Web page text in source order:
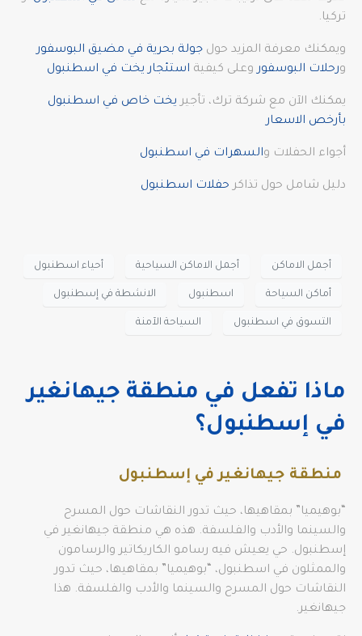
تركيا.
ويمكنك معرفة المزيد حول جولة بحرية في مضيق البوسفور
ورحلات البوسفوروعلى كيفية استئجار يخت في اسطنبول
يمكنك الآن مع شركة ترك، تأجير يخت خاص في اسطنبول
بأرخص الاسعار
أجواء الحفلات والسهرات في اسطنبول
دليل شامل حول تذاكر حفلات اسطنبول
أجمل الاماكن أجمل الاماكن السياحية أحياء اسطنبول
أماكن السياحة اسطنبول الانشطة في إسطنبول
التسوق في اسطنبول السياحة الآمنة
ماذا تفعل في منطقة جيهانغير
في إسطنبول؟
منطقة جيهانغير في إسطنبول
“بوهيميا” بمقاهيها، حيث تدور النقاشات حول المسرح
والسينما والأدب والفلسفة. هذه هي منطقة جيهانغير في
إسطنبول. حي يعيش فيه رسامو الكاريكاتير والرسامون
والممثلون في اسطنبول، “بوهيميا” بمقاهيها، حيث تدور
النقاشات حول المسرح والسينما والأدب والفلسفة. هذا
جيهانغير.